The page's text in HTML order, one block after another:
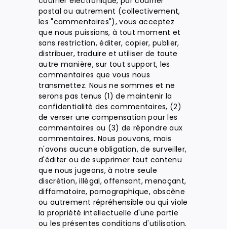
postal ou autrement (collectivement,
les "commentaires"), vous acceptez
que nous puissions, à tout moment et
sans restriction, éditer, copier, publier,
distribuer, traduire et utiliser de toute
autre manière, sur tout support, les
commentaires que vous nous
transmettez. Nous ne sommes et ne
serons pas tenus (1) de maintenir la
confidentialité des commentaires, (2)
de verser une compensation pour les
commentaires ou (3) de répondre aux
commentaires. Nous pouvons, mais
n'avons aucune obligation, de surveiller,
d'éditer ou de supprimer tout contenu
que nous jugeons, à notre seule
discrétion, illégal, offensant, menaçant,
diffamatoire, pornographique, obscène
ou autrement répréhensible ou qui viole
la propriété intellectuelle d'une partie
ou les présentes conditions d'utilisation.